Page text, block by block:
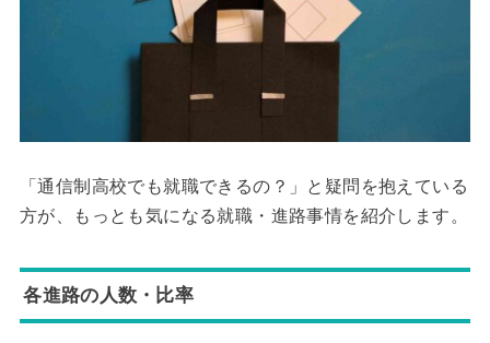
「通信制高校でも就職できるの？」と疑問を抱えている
方が、もっとも気になる就職・進路事情を紹介します。
各進路の人数・比率